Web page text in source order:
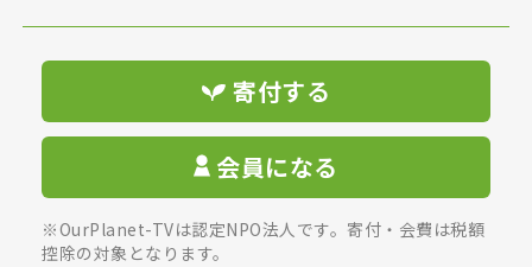
寄付する
会員になる
※OurPlanet-TVは認定NPO法人です。寄付・会費は税額
控除の対象となります。